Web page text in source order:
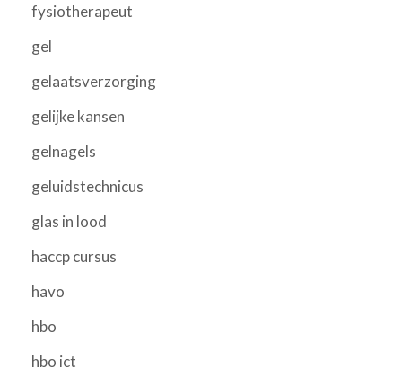
fysiotherapeut
gel
gelaatsverzorging
gelijke kansen
gelnagels
geluidstechnicus
glas in lood
haccp cursus
havo
hbo
hbo ict